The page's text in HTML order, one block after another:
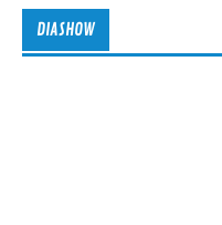
DIASHOW